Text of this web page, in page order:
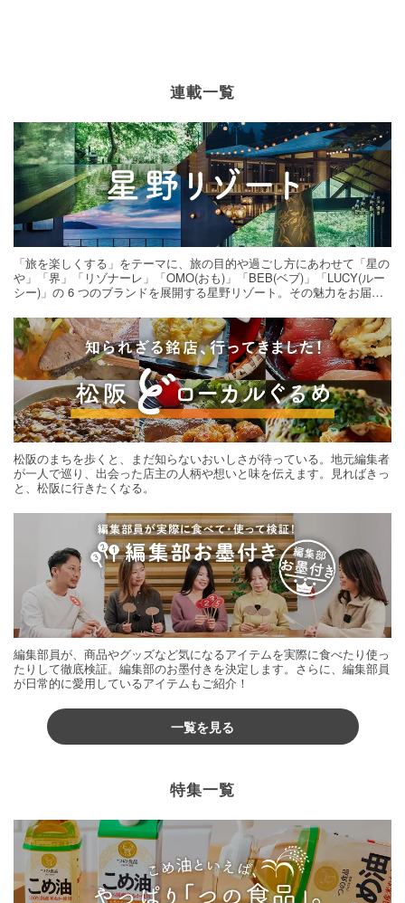
連載一覧
「旅を楽しくする」をテーマに、旅の目的や過ごし方にあわせて「星の
や」「界」「リゾナーレ」「OMO(おも)」「BEB(ベブ)」「LUCY(ルー
シー)」の 6 つのブランドを展開する星野リゾート。その魅力をお届け
松阪のまちを歩くと、まだ知らないおいしさが待っている。地元編集者
が一人で巡り、出会った店主の人柄や想いと味を伝えます。見ればきっ
と、松阪に行きたくなる。
編集部員が、商品やグッズなど気になるアイテムを実際に食べたり使っ
たりして徹底検証。編集部のお墨付きを決定します。さらに、編集部員
が日常的に愛用しているアイテムもご紹介！
一覧を見る
特集一覧